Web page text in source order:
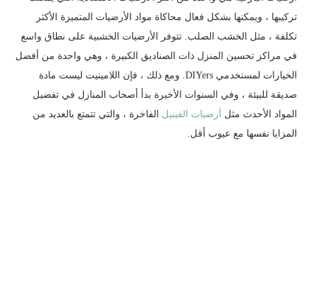
تركيبها ، ويمكنها بشكل فعال محاكاة مواد الأرضيات المتميزة الأكثر
تكلفة ، مثل الخشب الصلب. تتوفر الأرضيات الخشبية على نطاق واسع
في مراكز تحسين المنزل ذات الصناديق الكبيرة ، وهي واحدة من أفضل
الخيارات لمستخدمي DIYers. ومع ذلك ، فإن اللامينيت ليست مادة
صديقة للبيئة ، وفي السنوات الأخيرة بدأ أصحاب المنازل في تفضيل
المواد الأحدث مثل
أرضيات الفينيل الفاخرة ، والتي تتمتع بالعديد من
المزايا نفسها مع عيوب أقل.